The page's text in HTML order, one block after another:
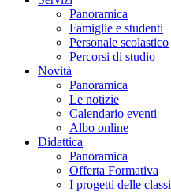
Panoramica
Famiglie e studenti
Personale scolastico
Percorsi di studio
Novità
Panoramica
Le notizie
Calendario eventi
Albo online
Didattica
Panoramica
Offerta Formativa
I progetti delle classi